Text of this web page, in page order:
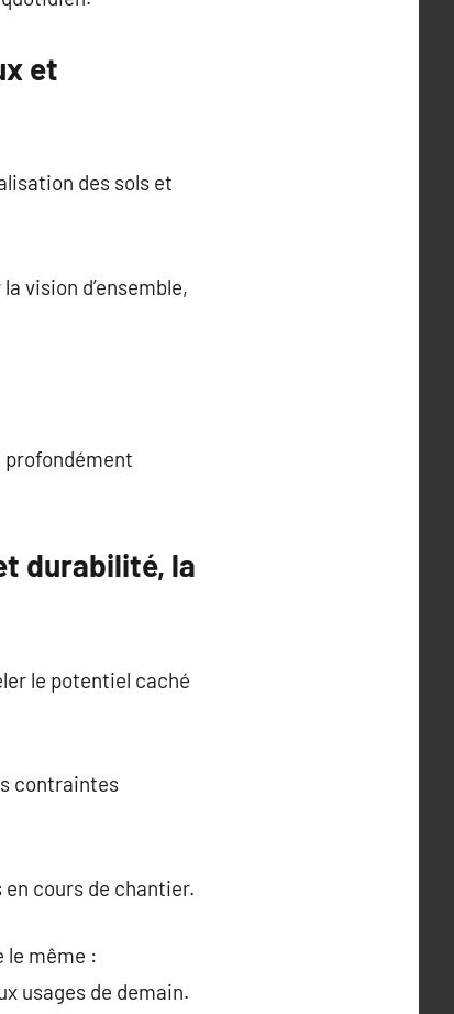
et
des sols et
vision d’ensemble,
profondément
durabilité, la
le potentiel caché
contraintes
cours de chantier.
le même :
usages de demain.